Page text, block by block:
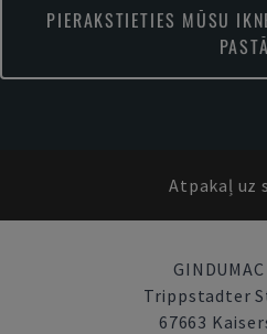
PIERAKSTIETIES MŪSU
Atpakaļ uz
Trippstadter
67663